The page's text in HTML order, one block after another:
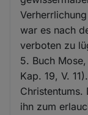
war es nach
verboten zu
5. Buch
Kap. 19, V.
Christentums.
ihn zum